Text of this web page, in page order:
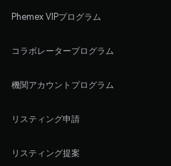
Phemex VIPプログラム
コラボレータープログラム
機関アカウントプログラム
リスティング申請
リスティング提案